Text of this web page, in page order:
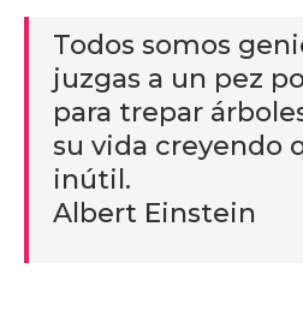
Todos somos
juzgas a un pez
para trepar
su vida creyendo
inútil.
Albert Einstein